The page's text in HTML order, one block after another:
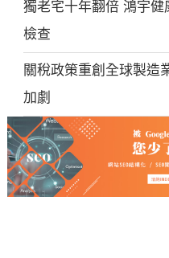
獨老宅十年翻倍 鴻宇
檢查
關稅政策重創全球製造
加劇